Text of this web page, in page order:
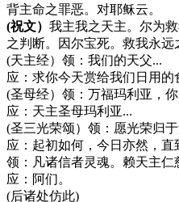
背主命之罪恶。对耶稣云。
(祝文） 我主我之天主。尔为
之判断。因尔宝死。救我永远
(天主经）领：我们的天父...
应：求你今天赏给我们日用的
(圣母经）领：万福玛利亚，
应：天主圣母玛利亚...
(圣三光荣颂）领：愿光荣归于
应：起初如何，今日亦然，直
领：凡诸信者灵魂。赖天主仁
应：阿们。
(后诸处仿此)